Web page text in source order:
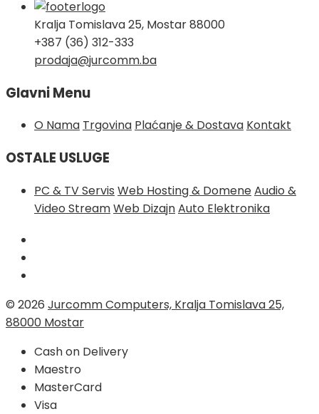
Kralja Tomislava 25, Mostar 88000
+387 (36) 312-333
prodaja@jurcomm.ba
Glavni Menu
O Nama Trgovina Plaćanje & Dostava Kontakt
OSTALE USLUGE
PC & TV Servis Web Hosting & DomeneAudio &
Video StreamWeb DizajnAuto Elektronika
© 2026 Jurcomm Computers, Kralja Tomislava 25,
88000 Mostar
Cash on Delivery
Maestro
MasterCard
Visa